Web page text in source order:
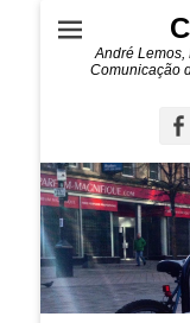
André Lemos,
Comunicação